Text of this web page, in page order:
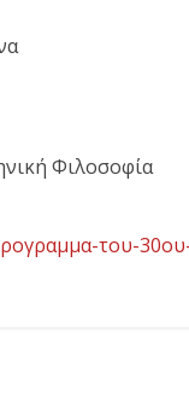
Φιλοσοφία
του-